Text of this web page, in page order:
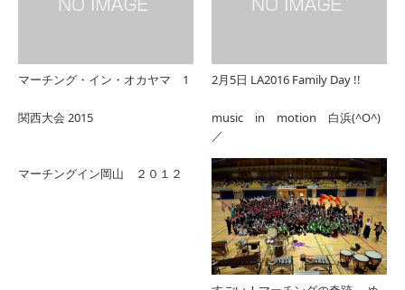
マーチング・イン・オカヤマ 1 2月5日 LA2016 Family Day !!
関西大会 2015
music in motion 白浜(^O^)
／
マーチングイン岡山 ２０１２